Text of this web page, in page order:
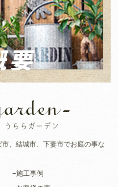
、結城市、下妻市でお庭の事な
−施工事例